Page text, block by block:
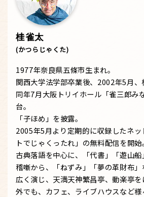
桂雀太
(かつらじゃくた)
1977年奈良県五條市生まれ。
関西大学法学部卒業後、2002年5月、
同年7月大阪トリイホール「雀三郎み
台。
「子ほめ」を披露。
2005年5月より定期的に収録したネッ
トでじゃくったれ」の無料配信を開始。
古典落語を中心に、「代書」「遊山
稽噺から、「ねずみ」「夢の革財布
広く演じ、天満天神繁昌亭、動楽亭
外でも、カフェ、ライブハウスなど